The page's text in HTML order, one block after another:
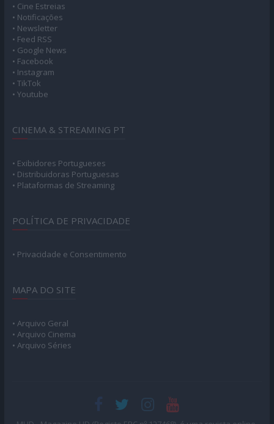
• Cine Estreias
• Notificações
• Newsletter
• Feed RSS
• Google News
• Facebook
• Instagram
• TikTok
• Youtube
CINEMA & STREAMING PT
• Exibidores Portugueses
• Distribuidoras Portuguesas
• Plataformas de Streaming
POLÍTICA DE PRIVACIDADE
• Privacidade e Consentimento
MAPA DO SITE
• Arquivo Geral
• Arquivo Cinema
• Arquivo Séries